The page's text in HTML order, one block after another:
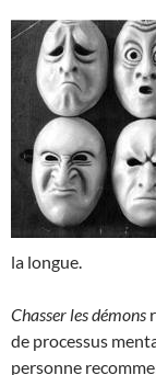
la longue.
Chasser les démons
de processus
personne